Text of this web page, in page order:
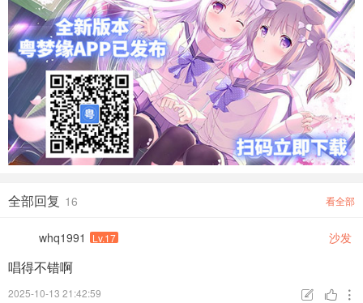
全部回复 16 看全部
whq1991 Lv.17 沙发
唱得不错啊
2025-10-13 21:42:59  
